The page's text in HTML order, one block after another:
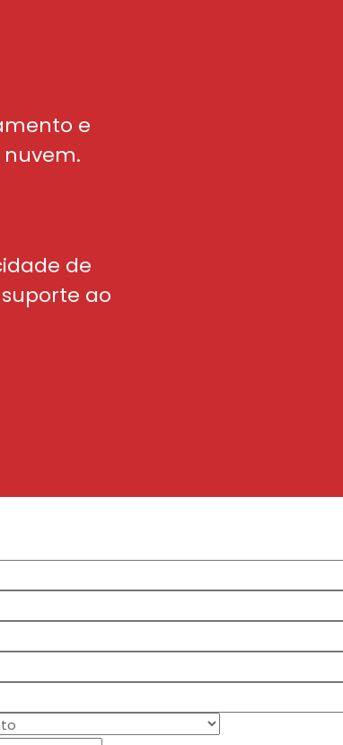
e
de
ao